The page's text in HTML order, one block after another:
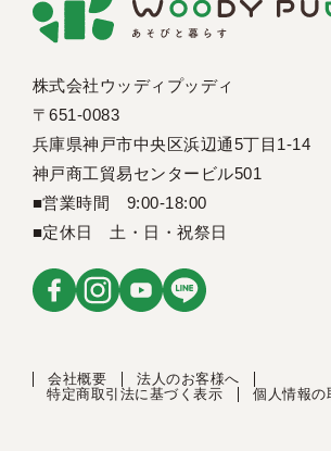
株式会社ウッディプッディ
〒651-0083
兵庫県神戸市中央区浜辺通5丁目1-14
神戸商工貿易センタービル501
■営業時間 9:00-18:00
■定休日 土・日・祝祭日
会社概要
法人のお客様へ
特定商取引法に基づく表示
個人情報の